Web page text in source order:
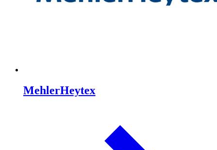
MehlerHeytex